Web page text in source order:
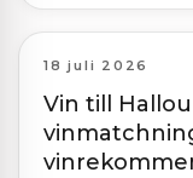
18 juli 2026
Vin till